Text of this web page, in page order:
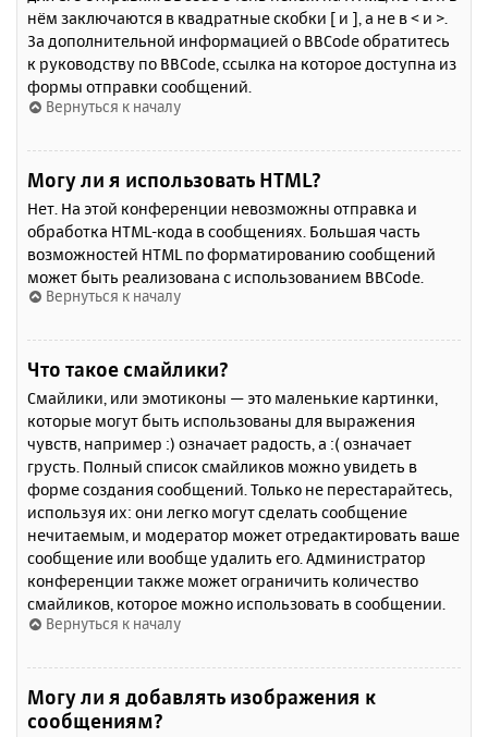
нём заключаются в квадратные скобки [ и ], а не в < и >.
За дополнительной информацией о BBCode обратитесь
к руководству по BBCode, ссылка на которое доступна из
формы отправки сообщений.
Вернуться к началу
Могу ли я использовать HTML?
Нет. На этой конференции невозможны отправка и
обработка HTML-кода в сообщениях. Большая часть
возможностей HTML по форматированию сообщений
может быть реализована с использованием BBCode.
Вернуться к началу
Что такое смайлики?
Смайлики, или эмотиконы — это маленькие картинки,
которые могут быть использованы для выражения
чувств, например :) означает радость, а :( означает
грусть. Полный список смайликов можно увидеть в
форме создания сообщений. Только не перестарайтесь,
используя их: они легко могут сделать сообщение
нечитаемым, и модератор может отредактировать ваше
сообщение или вообще удалить его. Администратор
конференции также может ограничить количество
смайликов, которое можно использовать в сообщении.
Вернуться к началу
Могу ли я добавлять изображения к
сообщениям?